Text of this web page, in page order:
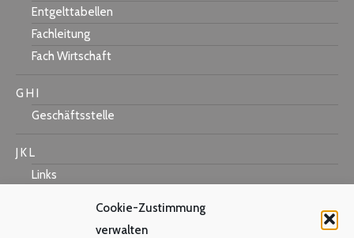
Cookie-Zustimmung
verwalten
Entgelttabellen
Fachleitung
Fach Wirtschaft
G H I
Geschäftsstelle
J K L
Links